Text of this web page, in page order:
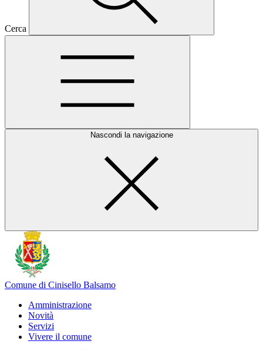
Cerca
Nascondi la navigazione
Comune di Cinisello Balsamo
Amministrazione
Novità
Servizi
Vivere il comune